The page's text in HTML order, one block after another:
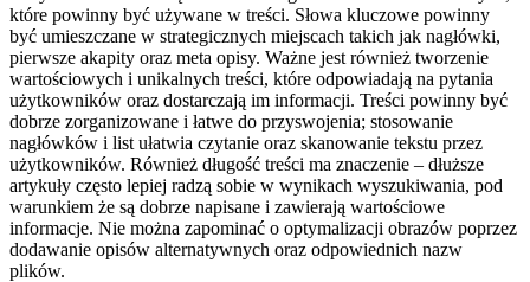
które powinny być używane w treści. Słowa kluczowe powinny
być umieszczane w strategicznych miejscach takich jak nagłówki,
pierwsze akapity oraz meta opisy. Ważne jest również tworzenie
wartościowych i unikalnych treści, które odpowiadają na pytania
użytkowników oraz dostarczają im informacji. Treści powinny być
dobrze zorganizowane i łatwe do przyswojenia; stosowanie
nagłówków i list ułatwia czytanie oraz skanowanie tekstu przez
użytkowników. Również długość treści ma znaczenie – dłuższe
artykuły często lepiej radzą sobie w wynikach wyszukiwania, pod
warunkiem że są dobrze napisane i zawierają wartościowe
informacje. Nie można zapominać o optymalizacji obrazów poprzez
dodawanie opisów alternatywnych oraz odpowiednich nazw
plików.